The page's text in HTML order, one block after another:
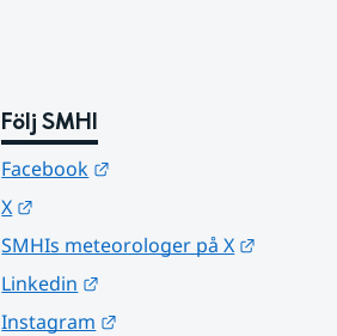
Följ SMHI
Facebook
X
SMHIs meteorologer på X
Linkedin
Instagram